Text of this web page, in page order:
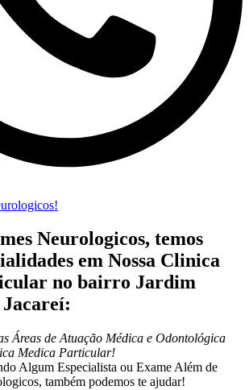
Neurologicos, temos
em Nossa Clinica
no bairro Jardim
Áreas de Atuação Médica e Odontológica
Medica Particular!
Algum Especialista ou Exame Além de
também podemos te ajudar!